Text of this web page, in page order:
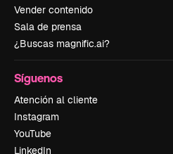
Vender contenido
Sala de prensa
¿Buscas magnific.ai?
Síguenos
Atención al cliente
Instagram
YouTube
LinkedIn